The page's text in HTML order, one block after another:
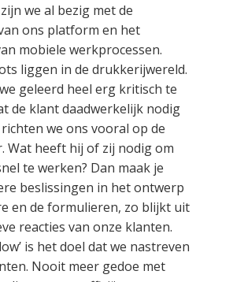
we al bezig met de
ons platform en het
mobiele werkprocessen.
liggen in de drukkerijwereld.
geleerd heel erg kritisch te
de klant daadwerkelijk nodig
we ons vooral op de
Wat heeft hij of zij nodig om
te werken? Dan maak je
beslissingen in het ontwerp
en de formulieren, zo blijkt uit
reacties van onze klanten.
is het doel dat we nastreven
Nooit meer gedoe met